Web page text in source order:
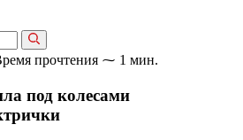
прочтения ⁓ 1 мин.
под колесами